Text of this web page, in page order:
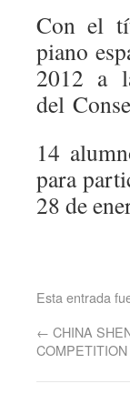
Con el
piano
2012 a
del
14
para
28 de
Esta entrada
← CHINA
COMPETITION